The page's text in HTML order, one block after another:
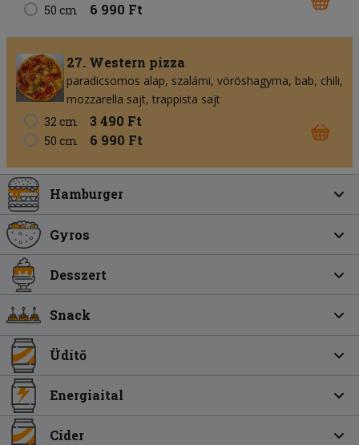
50 cm 6 990 Ft
27. Western pizza
paradicsomos alap szalámi vöröshagyma bab chili
mozzarella sajt trappista sajt
32 cm
3 490 Ft
50 cm 6 990 Ft
Hamburger
Gyros
Desszert
Snack
Üdítő
Energiaital
Cider